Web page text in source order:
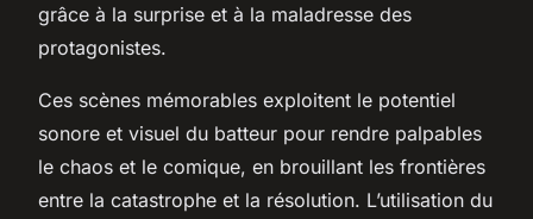
grâce à la surprise et à la maladresse des
protagonistes.
Ces scènes mémorables exploitent le potentiel
sonore et visuel du batteur pour rendre palpables
le chaos et le comique, en brouillant les frontières
entre la catastrophe et la résolution. L’utilisation du